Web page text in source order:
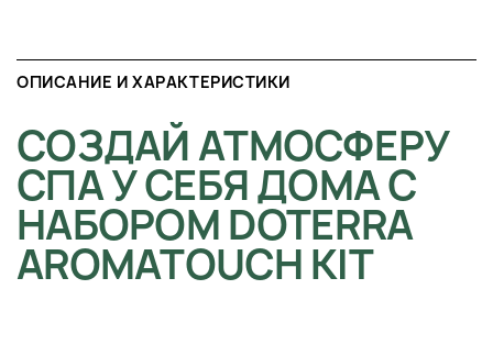
ОПИСАНИЕ И ХАРАКТЕРИСТИКИ
СОЗДАЙ АТМОСФЕРУ
СПА У СЕБЯ ДОМА С
НАБОРОМ DOTERRA
AROMATOUCH KIT